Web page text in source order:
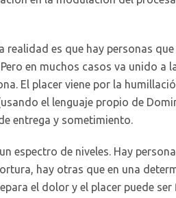
realidad es que hay personas
en muchos casos va unido a
El placer viene por la
el lenguaje propio de
entrega y sometimiento.
espectro de niveles. Hay
hay otras que en una
el dolor y el placer puede